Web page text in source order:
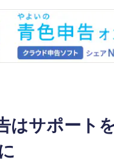
はサポート